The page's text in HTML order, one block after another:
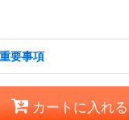
要事項
カートに入れる